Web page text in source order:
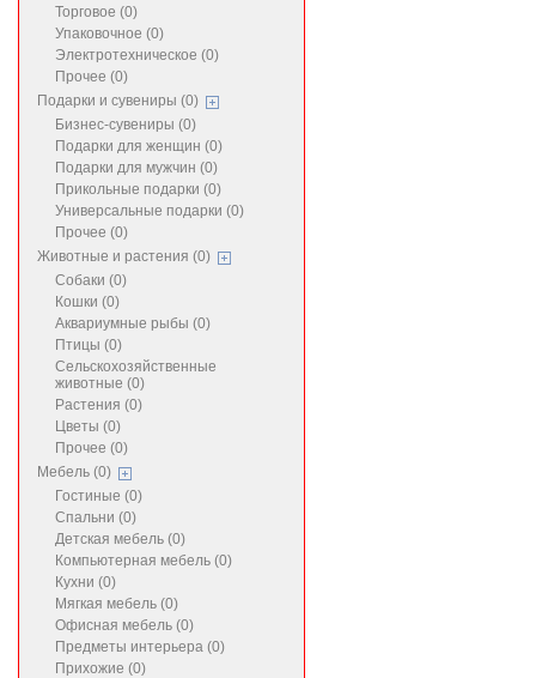
Торговое (0)
Упаковочное (0)
Электротехническое (0)
Прочее (0)
Подарки и сувениры (0)
Бизнес-сувениры (0)
Подарки для женщин (0)
Подарки для мужчин (0)
Прикольные подарки (0)
Универсальные подарки (0)
Прочее (0)
Животные и растения (0)
Собаки (0)
Кошки (0)
Аквариумные рыбы (0)
Птицы (0)
Сельскохозяйственные
животные (0)
Растения (0)
Цветы (0)
Прочее (0)
Мебель (0)
Гостиные (0)
Спальни (0)
Детская мебель (0)
Компьютерная мебель (0)
Кухни (0)
Мягкая мебель (0)
Офисная мебель (0)
Предметы интерьера (0)
Прихожие (0)